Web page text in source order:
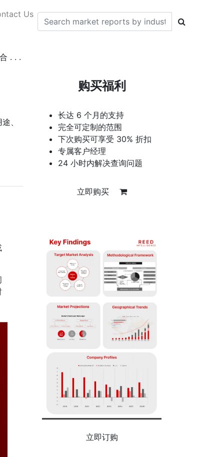
Us
. . .
、
购买福利
长达 6 个月的支持
完全可定制的范围
下次购买可享受 30% 折扣
专属客户经理
24 小时内解决查询问题
立即购买
立即订购